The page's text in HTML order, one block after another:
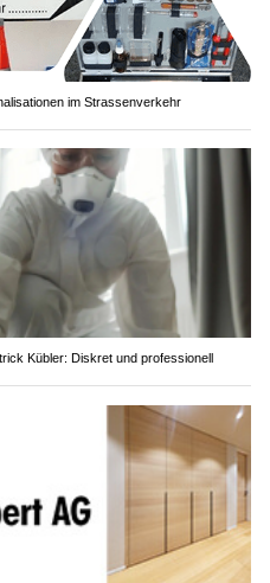
im Strassenverkehr
Kübler: Diskret und professionell